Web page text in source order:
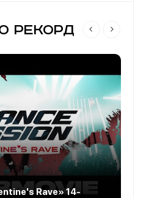
Рекорд
Rave» 14-